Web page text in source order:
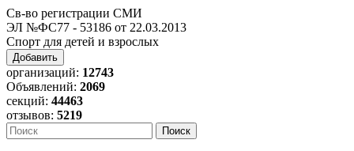
Св-во регистрации СМИ
ЭЛ №ФС77 - 53186 от 22.03.2013
Спорт для детей и взрослых
Добавить
организаций: 12743
Объявлений: 2069
секций: 44463
отзывов: 5219